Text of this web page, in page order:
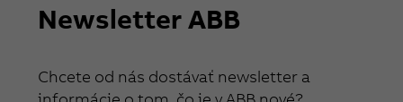
Newsletter ABB
Chcete od nás dostávať newsletter a